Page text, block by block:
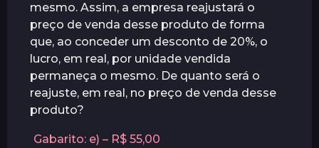
mesmo. Assim, a empresa reajustará o
preço de venda desse produto de forma
que, ao conceder um desconto de 20%, o
lucro, em real, por unidade vendida
permaneça o mesmo. De quanto será o
reajuste, em real, no preço de venda desse
produto?
Gabarito: e) – R$ 55,00